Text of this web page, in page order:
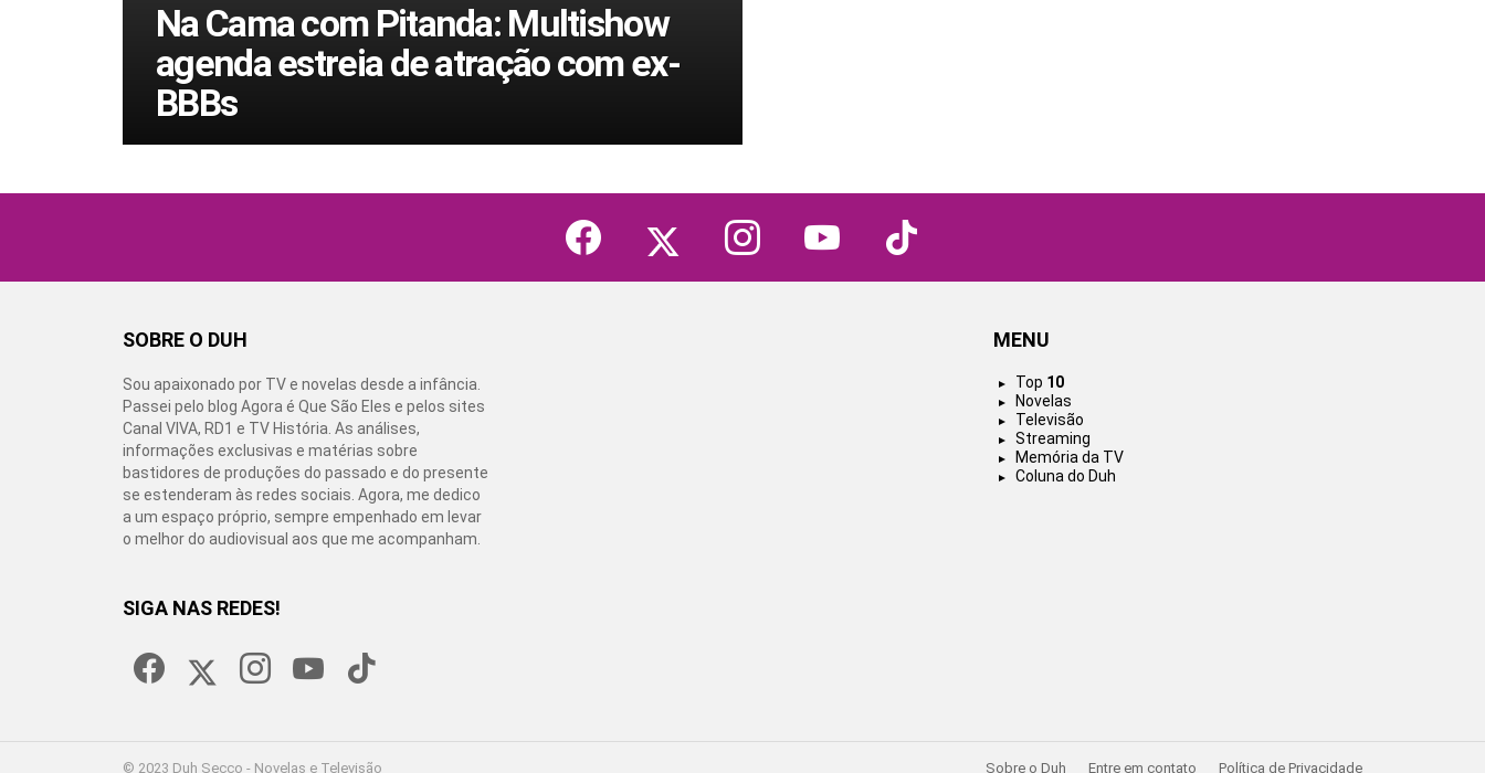
Na Cama com Pitanda: Multishow
agenda estreia de atração com ex-
BBBs
facebook instagram youtube tiktok
SOBRE O DUH
Sou apaixonado por TV e novelas desde a infância.
Passei pelo blog Agora é Que São Eles e pelos sites
Canal VIVA, RD1 e TV História. As análises,
informações exclusivas e matérias sobre
bastidores de produções do passado e do presente
se estenderam às redes sociais. Agora, me dedico
a um espaço próprio, sempre empenhado em levar
o melhor do audiovisual aos que me acompanham.
SIGA NAS REDES!
MENU
Top 10
Novelas
Televisão
Streaming
Memória da TV
Coluna do Duh
© 2023 Duh Secco - Novelas e Televisão Sobre o Duh Entre em contato Política de Privacidade